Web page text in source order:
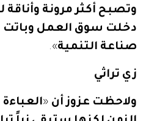
وتصبح أكثر مرونة وأناقة
دخلت سوق العمل وباتت
صناعة التنمية».
زي تراثي
ولاحظت عزوز أن «العباءة